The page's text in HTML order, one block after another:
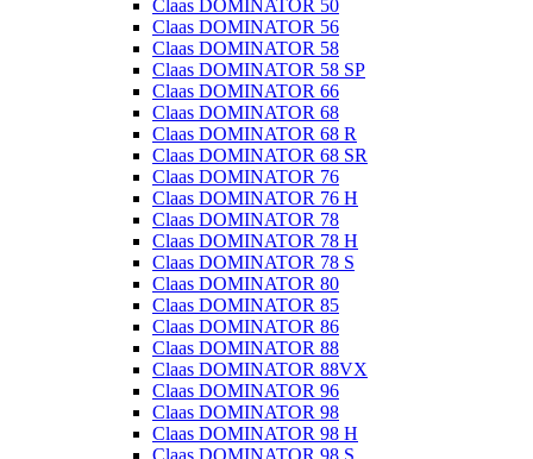
Claas DOMINATOR 50
Claas DOMINATOR 56
Claas DOMINATOR 58
Claas DOMINATOR 58 SP
Claas DOMINATOR 66
Claas DOMINATOR 68
Claas DOMINATOR 68 R
Claas DOMINATOR 68 SR
Claas DOMINATOR 76
Claas DOMINATOR 76 H
Claas DOMINATOR 78
Claas DOMINATOR 78 H
Claas DOMINATOR 78 S
Claas DOMINATOR 80
Claas DOMINATOR 85
Claas DOMINATOR 86
Claas DOMINATOR 88
Claas DOMINATOR 88VX
Claas DOMINATOR 96
Claas DOMINATOR 98
Claas DOMINATOR 98 H
Claas DOMINATOR 98 S